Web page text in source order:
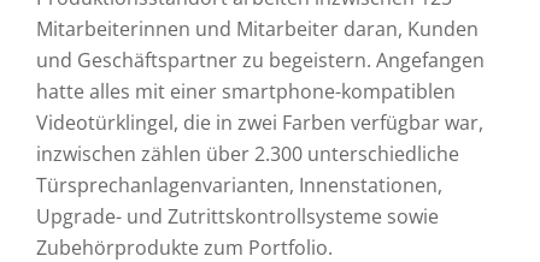
Mitarbeiterinnen und Mitarbeiter daran, Kunden
und Geschäftspartner zu begeistern. Angefangen
hatte alles mit einer smartphone-kompatiblen
Videotürklingel, die in zwei Farben verfügbar war,
inzwischen zählen über 2.300 unterschiedliche
Türsprechanlagenvarianten, Innenstationen,
Upgrade- und Zutrittskontrollsysteme sowie
Zubehörprodukte zum Portfolio.